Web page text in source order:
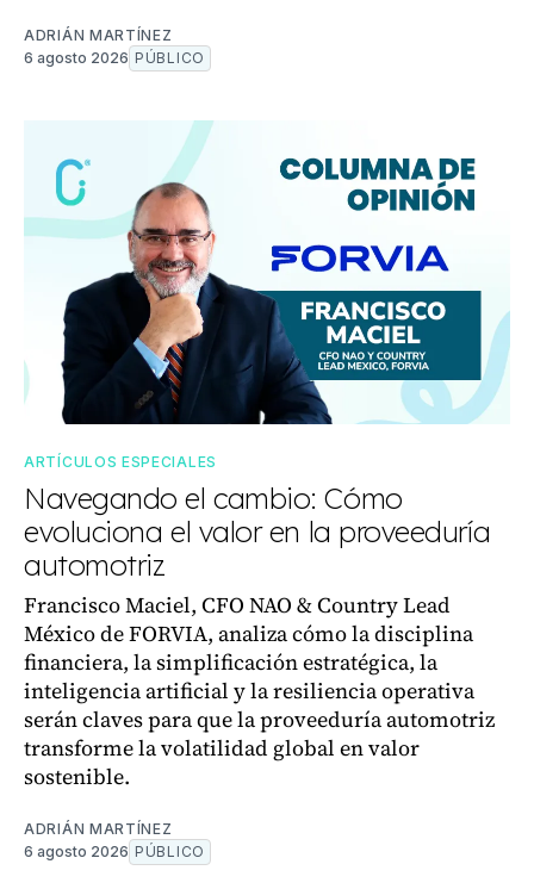
ADRIÁN MARTÍNEZ
6 agosto 2026 PÚBLICO
ARTÍCULOS ESPECIALES
Navegando el cambio: Cómo
evoluciona el valor en la proveeduría
automotriz
Francisco Maciel, CFO NAO & Country Lead
México de FORVIA, analiza cómo la disciplina
financiera, la simplificación estratégica, la
inteligencia artificial y la resiliencia operativa
serán claves para que la proveeduría automotriz
transforme la volatilidad global en valor
sostenible.
ADRIÁN MARTÍNEZ
6 agosto 2026 PÚBLICO